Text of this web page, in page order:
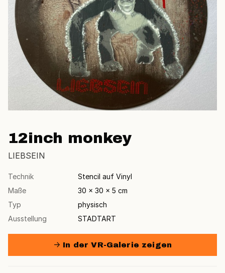
12inch monkey
LIEBSEIN
Technik
Stencil auf Vinyl
Maße
30 × 30 × 5 cm
Typ
physisch
Ausstellung
STADTART
→ In der VR-Galerie zeigen